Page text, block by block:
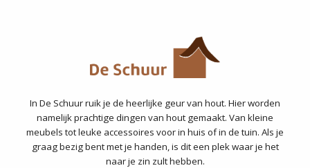
In De Schuur ruik je de heerlijke geur van hout. Hier worden
namelijk prachtige dingen van hout gemaakt. Van kleine
meubels tot leuke accessoires voor in huis of in de tuin. Als je
graag bezig bent met je handen, is dit een plek waar je het
naar je zin zult hebben.